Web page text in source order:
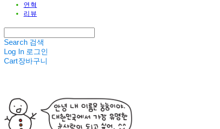
연혁
리뷰
Search 검색
Log In 로그인
Cart장바구니